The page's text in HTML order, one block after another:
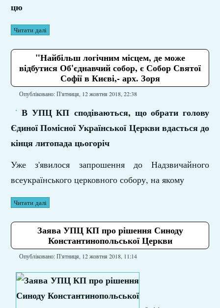
цю
Читати далі
"Найбільш логічним місцем, де може
відбутися Об'єднавчий собор, є Собор Святої
Софії в Києві,- арх. Зоря
Опубліковано: П'ятниця, 12 жовтня 2018, 22:38
В УПЦ КП сподіваються, що обрати голову
Єдиної Помісної Української Церкви вдасться до
кінця литопада цьогоріч
Уже з'явилося запрошення до Надзвичайного
всеукраїнського церковного собору, на якому
Читати далі
Заява УПЦ КП про рішення Синоду
Константинопольської Церкви
Опубліковано: П'ятниця, 12 жовтня 2018, 11:14